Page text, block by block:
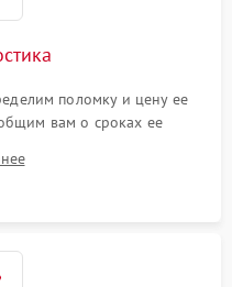
поломку и цену ее
вам о сроках ее